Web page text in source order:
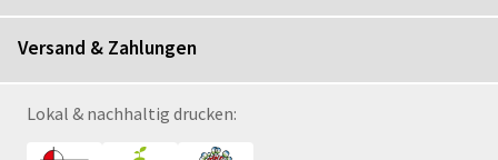
Versand & Zahlungen
Lokal & nachhaltig drucken: